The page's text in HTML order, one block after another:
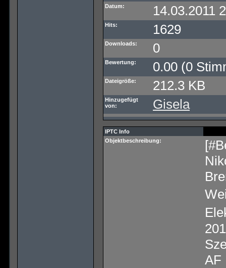
Datum: 14.03.2011
Hits: 1629
Downloads: 0
Bewertung: 0.00 (0
Dateigröße: 212.3 KB
Hinzugefügt
von:
Gisela
IPTC Info
Objektbeschreibung:
AF